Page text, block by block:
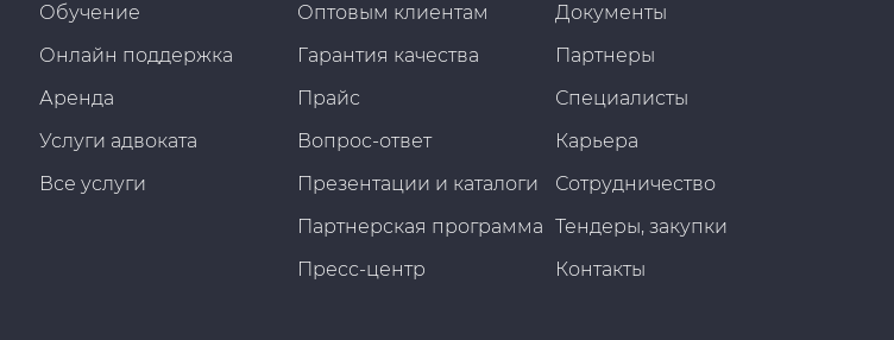
Обучение
Онлайн поддержка
Аренда
Услуги адвоката
Все услуги
Оптовым клиентам
Гарантия качества
Прайс
Вопрос-ответ
Презентации и каталоги
Партнерская программа
Пресс-центр
Документы
Партнеры
Специалисты
Карьера
Сотрудничество
Тендеры, закупки
Контакты